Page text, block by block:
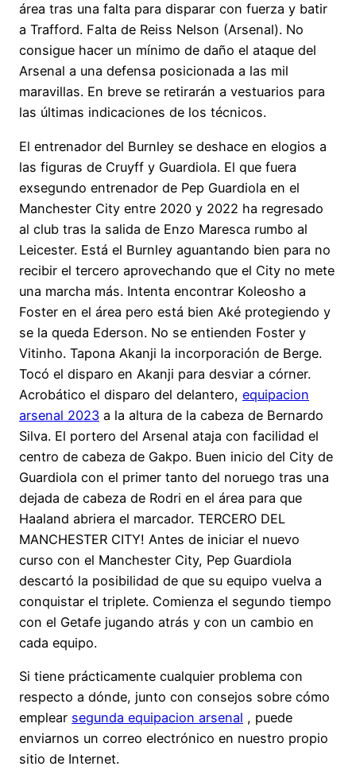
área tras una falta para disparar con fuerza y batir
a Trafford. Falta de Reiss Nelson (Arsenal). No
consigue hacer un mínimo de daño el ataque del
Arsenal a una defensa posicionada a las mil
maravillas. En breve se retirarán a vestuarios para
las últimas indicaciones de los técnicos.
El entrenador del Burnley se deshace en elogios a
las figuras de Cruyff y Guardiola. El que fuera
exsegundo entrenador de Pep Guardiola en el
Manchester City entre 2020 y 2022 ha regresado
al club tras la salida de Enzo Maresca rumbo al
Leicester. Está el Burnley aguantando bien para no
recibir el tercero aprovechando que el City no mete
una marcha más. Intenta encontrar Koleosho a
Foster en el área pero está bien Aké protegiendo y
se la queda Ederson. No se entienden Foster y
Vitinho. Tapona Akanji la incorporación de Berge.
Tocó el disparo en Akanji para desviar a córner.
Acrobático el disparo del delantero, equipacion
arsenal 2023 a la altura de la cabeza de Bernardo
Silva. El portero del Arsenal ataja con facilidad el
centro de cabeza de Gakpo. Buen inicio del City de
Guardiola con el primer tanto del noruego tras una
dejada de cabeza de Rodri en el área para que
Haaland abriera el marcador. TERCERO DEL
MANCHESTER CITY! Antes de iniciar el nuevo
curso con el Manchester City, Pep Guardiola
descartó la posibilidad de que su equipo vuelva a
conquistar el triplete. Comienza el segundo tiempo
con el Getafe jugando atrás y con un cambio en
cada equipo.
Si tiene prácticamente cualquier problema con
respecto a dónde, junto con consejos sobre cómo
emplear segunda equipacion arsenal , puede
enviarnos un correo electrónico en nuestro propio
sitio de Internet.